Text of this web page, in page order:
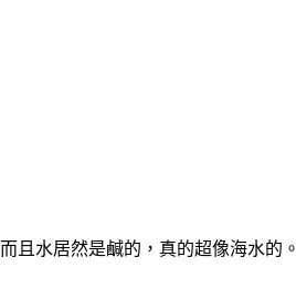
且水居然是鹹的，真的超像海水的。